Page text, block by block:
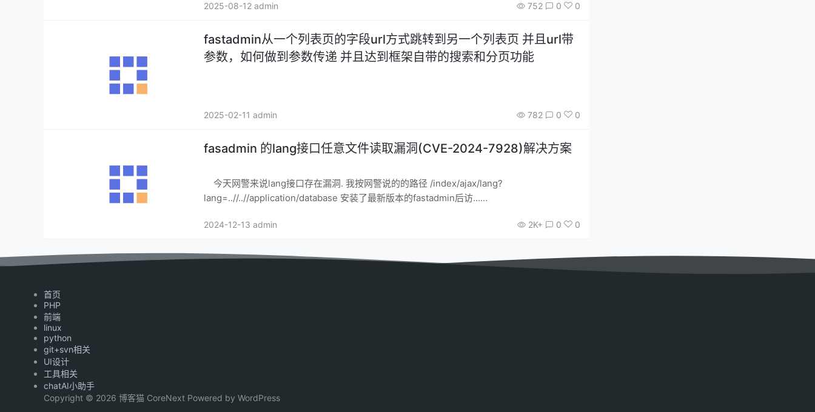
2025-08-12 admin 752 0 0
fastadmin从一个列表页的字段url方式跳转到另一个列表页 并且url带
参数，如何做到参数传递 并且达到框架自带的搜索和分页功能
2025-02-11 admin 782 0 0
fasadmin 的lang接口任意文件读取漏洞(CVE-2024-7928)解决方案
今天网警来说lang接口存在漏洞. 我按网警说的的路径 /index/ajax/lang?
lang=..//..//application/database 安装了最新版本的fastadmin后访……
2024-12-13 admin 2K+ 0 0
首页
PHP
前端
linux
python
git+svn相关
UI设计
工具相关
chatAI小助手
Copyright © 2026 博客猫 CoreNext Powered by WordPress